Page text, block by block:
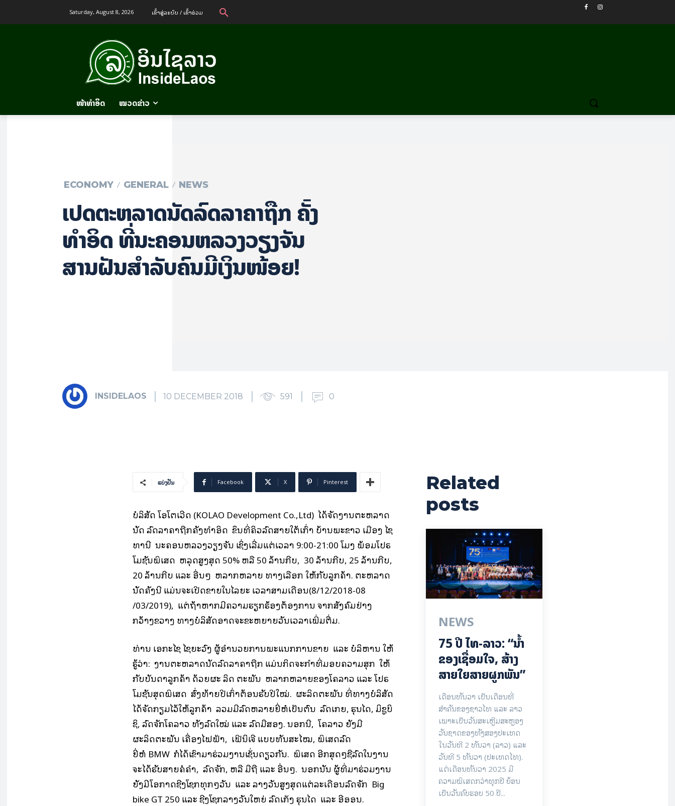
Saturday, August 8, 2026 ເຂົ້າ​ສູ່​ລະ​ບົບ / ເຂົ້າ​ຮ່ວມ
ໜ້າທຳອິດ ໝວດຂ່າວ
ECONOMY GENERAL NEWS
ເປີດຕະຫລາດນັດລົດລາຄາຖືກ ຄັ້ງ
ທຳອິດ ທີ່ນະຄອນຫລວງວຽງຈັນ
ສານ​ຝັນສຳ​ລັບ​ຄົນ​ມີ​ເ​ງິນ​​ໜ້ອຍ!
INSIDELAOS 10 DECEMBER 2018 591 0
ແບ່ງປັນ Facebook X Pinterest
ບໍລິສັດ ໂອໂຕເວີດ (KOLAO Development Co.,Ltd) ໄດ້ຈັດງານຕະຫລາດ
ນັດ ລົດລາຄາຖືກຄັ້ງທຳອິດ ຂຶ້ນທີ່ຄິວລົດສາຍໃຕ້ເກົ່າ ບ້ານພະຂາວ ເມືອງ ໄຊ
ທານີ ນະຄອນຫລວງວຽງຈັນ ເຊິ່ງເລີ່ມແຕ່ເວລາ 9:00-21:00 ໂມງ ພ້ອມໂປຣ
ໂມຊັນພິເສດ ຫລຸດສູງສຸດ 50% ຫລື 50 ລ້ານກີບ, 30 ລ້ານກີບ, 25 ລ້ານກີບ,
20 ລ້ານກີບ ແລະ ອື່ນໆ ຫລາກຫລາຍ ທາງເລືອກ ໃຫ້ກັບລູກຄ້າ. ຕະຫລາດ
ນັດຄັ້ງນີ້ ແມ່ນຈະເປີດຂາຍໃນໄລຍະ ເວລາສາມເດືອນ(8/12/2018-08
/03/2019), ແຕ່ຖ້າຫາກມີຄວາມຮຽກຮ້ອງຕ້ອງການ ຈາກສັງຄົມຢ່າງ
ກວ້າງຂວາງ ທາງບໍລິສັດອາດຈະຂະຫຍາຍວັນເວລາເພີ່ມຕື່ມ.
ທ່ານ ເອກະໄຊ ໄຊຍະວົງ ຜູ້ອຳນວຍການພະແນກການຂາຍ ແລະ ບໍລິຫານ ໃຫ້
ຮູ້ວ່າ: ງານຕະຫລາດນັດລົດລາຄາຖືກ ແມ່ນກິດຈະກຳທີ່ມອບຄວາມສຸກ ໃຫ້
ກັບບັນດາລູກຄ້າ ດ້ວຍຜະ ລິດ ຕະພັນ ຫລາກຫລາຍຂອງໂຄລາວ ແລະ ໂປຣ
ໂມຊັນສຸດພິເສດ ສົ່ງທ້າຍປີເກົ່າຕ້ອນຮັບປີໃໝ່. ຜະລິດຕະພັນ ທີ່ທາງບໍລິສັດ
ໄດ້ຈັດກຽມໄວ້ໃຫ້ລູກຄ້າ ລວມມີລົດຫລາຍຍີ່ຫໍ້ເປັນຕົ້ນ ລົດເກຍ, ຮຸນໄດ, ມິຊູບິ
ຊິ, ລົດຈັກໂຄລາວ ທັງລົດໃໝ່ ແລະ ລົດມືສອງ. ນອກນີ້, ໂຄລາວ ຍັງມີ
ຜະລິດຕະພັນ ເຄື່ອງໄຟຟ້າ, ເຟີນິເຈີ ແບບທັນສະໄໝ, ພິເສດລົດ
ຍີ່ຫໍ້ BMW ກໍໄດ້ເຂົ້າມາຮ່ວມງານເຊັ່ນດຽວກັນ. ພິເສດ ອີກສຸດໆຊື້ລົດໃນງານ
ຈະໄດ້ຮັບສາຍຄໍຄຳ, ລົດຈັກ, ຫລື ມືຖື ແລະ ອື່ນໆ. ນອກນັ້ນ ຜູ້ທີ່ມາຮ່ວມງານ
ຍັງມີໂອກາດຊີງໂຊກທຸກໆວັນ ແລະ ລາງວັນສູງສຸດແຕ່ລະເດືອນລົດຈັກ Big
bike GT 250 ແລະ ຊີງໂຊກລາງວັນໃຫຍ່ ລົດເກັງ ຮຸນໄດ ແລະ ອີອອນ.
Related
posts
NEWS
75 ປີ ​ໄທ-ລາວ: “​ນ້ຳ​
ຂອງ​ເຊື່ອມ​​ໃຈ, ສ້າງ
ສາຍໃຍ​ສາຍຜູກພັນ”
ເດືອນທັນວາ ເປັນເດືອນທີ່
ສຳຄັນຂອງຊາວໄທ ແລະ ລາວ
ເພາະເປັນວັນສະເຫຼີມສະຫຼອງ
ວັນຊາດຂອງທັງສອງປະເທດ
ໃນວັນທີ 2 ທັນວາ (ລາວ) ແລະ
ວັນທີ 5 ທັນວາ (ປະເທດໄທ).
ແຕ່ເດືອນທັນວາ 2025 ມີ
ຄວາມພິເສດກວ່າທຸກປີ ຍ້ອນ
ເປັນວັນຄົບຮອບ 50 ປີ...